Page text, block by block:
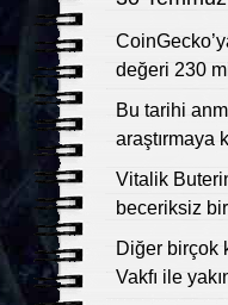
değeri 230
Bu tarihi
araştırmaya
Vitalik
beceriksiz
Diğer birçok
Vakfı ile